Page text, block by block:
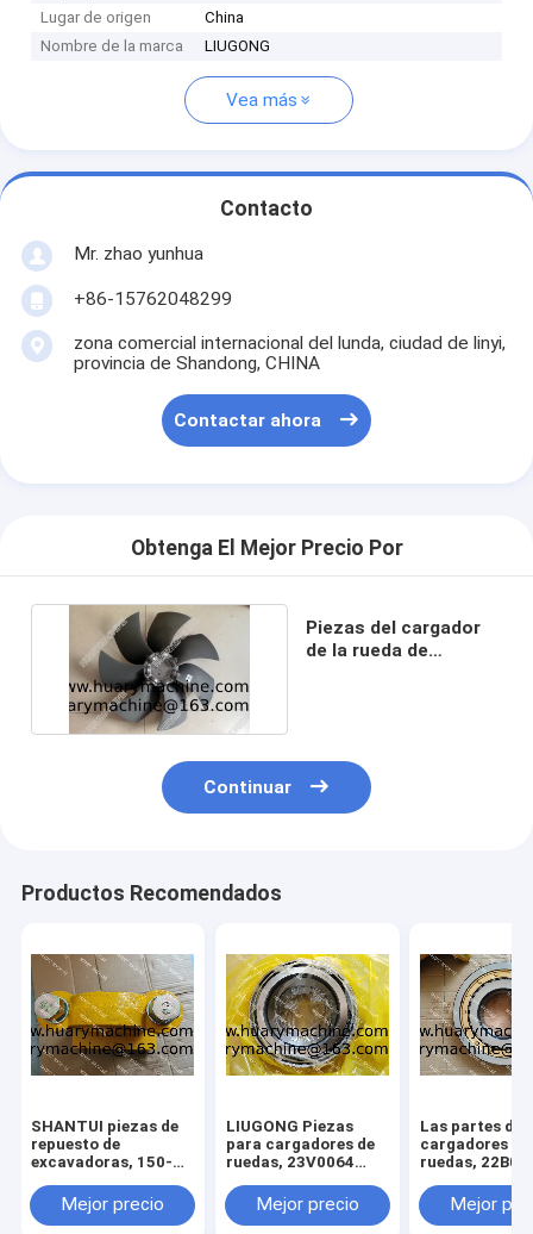
Lugar de origen
China
Nombre de la marca
LIUGONG
Vea más
Contacto
Mr. zhao yunhua
+86-15762048299
zona comercial internacional del lunda, ciudad de linyi,
provincia de Shandong, CHINA
Contactar ahora
Obtenga El Mejor Precio Por
Piezas del cargador
de la rueda de
Continuar
Productos Recomendados
SHANTUI piezas de
repuesto de
excavadoras, 150-
13214 150-71-31420
perno, pivote assy
Mejor precio
LIUGONG Piezas
para cargadores de
ruedas, 23V0064
Mejor precio
Las partes de
cargadores de
ruedas,
Mejor